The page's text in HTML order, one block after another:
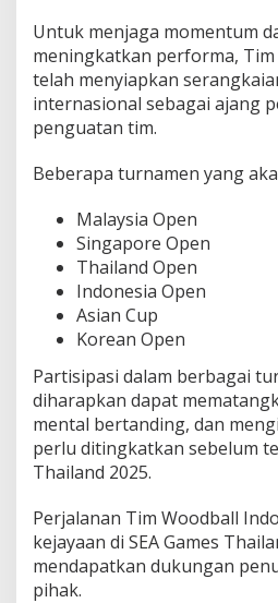
Untuk menjaga momentum
meningkatkan performa,
telah menyiapkan
internasional sebagai ajang
penguatan tim.
Beberapa turnamen yang
Malaysia Open
Singapore Open
Thailand Open
Indonesia Open
Asian Cup
Korean Open
Partisipasi dalam berbagai
diharapkan dapat
mental bertanding, dan
perlu ditingkatkan sebelum
Thailand 2025.
Perjalanan Tim Woodball
kejayaan di SEA Games
mendapatkan dukungan
pihak.